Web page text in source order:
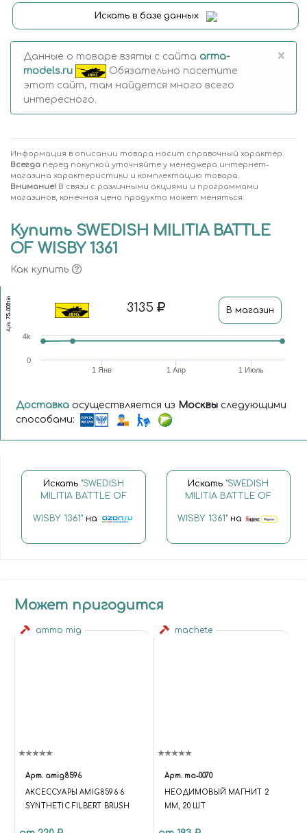
Искать в базе данных
Данные о товаре взяты с сайта arma-
models.ru
Обязательно посетите
этот сайт, там найдется много всего
интересного.
×
Информация в описании товара носит справочный характер.
Всегда перед покупкой уточняйте у менеджера интернет-
магазина характеристики и комплектацию товара.
Внимание! В связи с различными акциями и программами
магазинов, конечная цена продукта может меняться.
Купить SWEDISH MILITIA BATTLE
OF WISBY 1361
Как купить
Арт.
75-008tin 3135 В магазин
1 Янв 1 Апр 1 Июль
0
4k
Доставка осуществляется из Москвы следующими
способами:
Искать "SWEDISH
MILITIA BATTLE OF
WISBY 1361"на
Искать "SWEDISH
MILITIA BATTLE OF
WISBY 1361" на
Может пригодится
ammo mig
Арт. amig8596
АКСЕССУАРЫ AMIG8596 6
SYNTHETIC FILBERT BRUSH
machete
Арт. ma-0070
НЕОДИМОВЫЙ МАГНИТ 2
ММ, 20 ШТ